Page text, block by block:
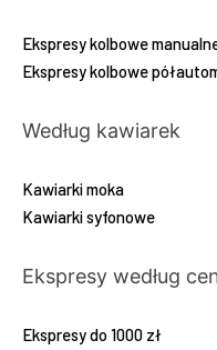
Ekspresy kolbowe
Ekspresy kolbowe
Według kawiarek
Kawiarki moka
Kawiarki syfonowe
Ekspresy według
Ekspresy do 1000 zł